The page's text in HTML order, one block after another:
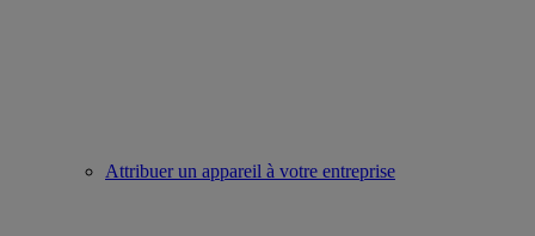
Attribuer un appareil à votre entreprise